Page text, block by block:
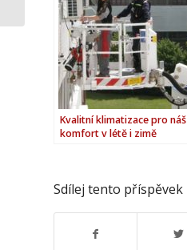
Kvalitní klimatizace pro náš
komfort v létě i zimě
Sdílej tento příspěvek
vlastního vstupu do...